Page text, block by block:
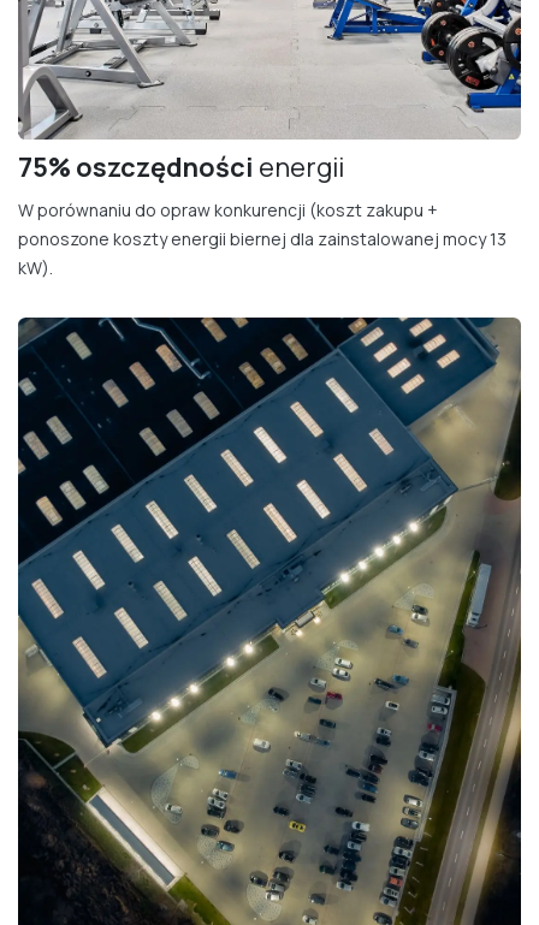
75% oszczędności energii
W porównaniu do opraw konkurencji (koszt zakupu +
ponoszone koszty energii biernej dla zainstalowanej mocy 13
kW).